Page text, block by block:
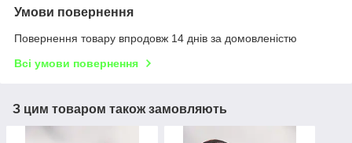
Умови повернення
Повернення товару впродовж 14 днів за домовленістю
Всі умови повернення
З цим товаром також замовляють